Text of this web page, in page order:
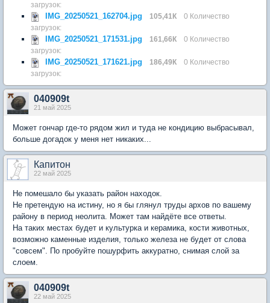
загрузок:
IMG_20250521_162704.jpg 105,41К
0 Количество
загрузок:
IMG_20250521_171531.jpg 161,66К
0 Количество
загрузок:
IMG_20250521_171621.jpg 186,49К
0 Количество
загрузок:
040909t
21 май 2025
Может гончар где-то рядом жил и туда не кондицию выбрасывал,
больше догадок у меня нет никаких...
Капитон
22 май 2025
Не помешало бы указать район находок.
Не претендую на истину, но я бы глянул труды архов по вашему
району в период неолита. Может там найдёте все ответы.
На таких местах будет и культурка и керамика, кости животных,
возможно каменные изделия, только железа не будет от слова
"совсем". По пробуйте пошурфить аккуратно, снимая слой за
слоем.
040909t
22 май 2025